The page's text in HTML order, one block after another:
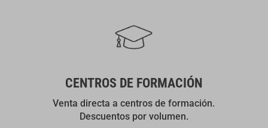
CENTROS DE FORMACIÓN
Venta directa a centros de formación.
Descuentos por volumen.